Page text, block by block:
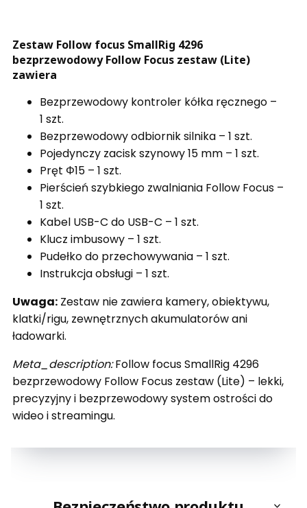
Zestaw Follow focus SmallRig 4296
bezprzewodowy Follow Focus zestaw (Lite)
zawiera
Bezprzewodowy kontroler kółka ręcznego –
1 szt.
Bezprzewodowy odbiornik silnika – 1 szt.
Pojedynczy zacisk szynowy 15 mm – 1 szt.
Pręt Φ15 – 1 szt.
Pierścień szybkiego zwalniania Follow Focus –
1 szt.
Kabel USB-C do USB-C – 1 szt.
Klucz imbusowy – 1 szt.
Pudełko do przechowywania – 1 szt.
Instrukcja obsługi – 1 szt.
Uwaga: Zestaw nie zawiera kamery, obiektywu,
klatki/rigu, zewnętrznych akumulatorów ani
ładowarki.
Meta_description:Follow focus SmallRig 4296
bezprzewodowy Follow Focus zestaw (Lite) – lekki,
precyzyjny i bezprzewodowy system ostrości do
wideo i streamingu.